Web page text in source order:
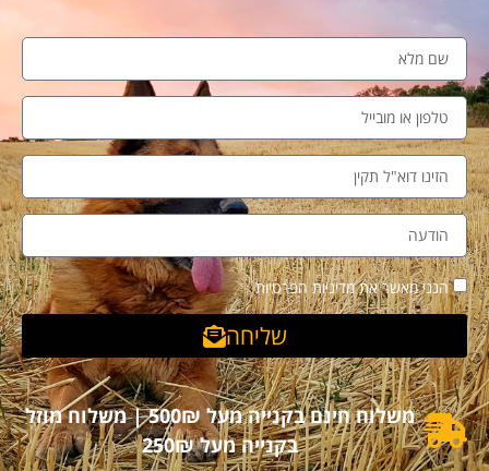
הנני מאשר את מדיניות הפרטיות
שליחה
משלוח חינם בקנייה מעל 500₪ | משלוח מוזל
בקנייה מעל 250₪